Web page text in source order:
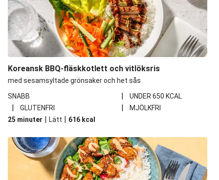
Koreansk BBQ-fläskkotlett och vitlöksris
med sesamsyltade grönsaker och het sås
SNABB
| UNDER 650 KCAL
| GLUTENFRI |
MJÖLKFRI
25 minuter | Lätt | 616 kcal